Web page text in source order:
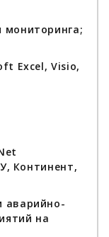
мониторинга;
Excel, Visio,
Континент,
аварийно-
на